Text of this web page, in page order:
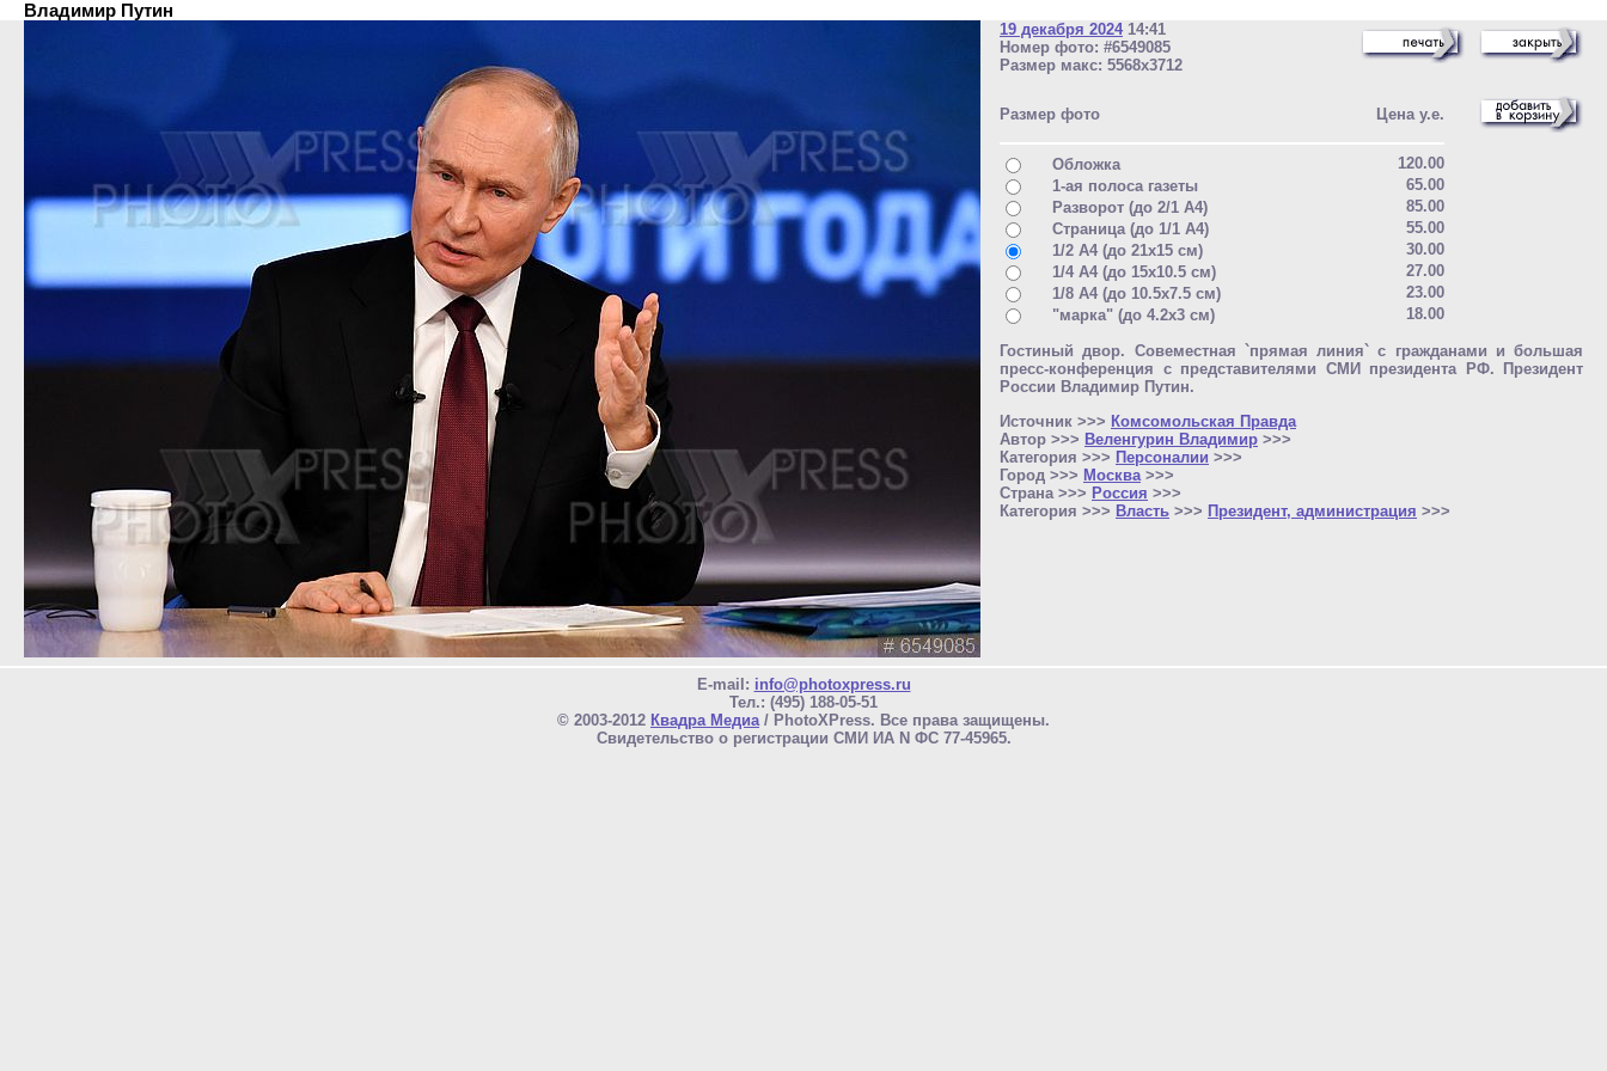
Владимир Путин
19 декабря 202414:41
Номер фото: #6549085
Размер макс: 5568x3712
Размер фото Цена у.е.
Обложка
120.00
1-ая полоса газеты
65.00
Разворот (до 2/1 A4)
85.00
Страница (до 1/1 A4)
55.00
1/2 A4 (до 21x15 см)
30.00
1/4 A4 (до 15x10.5 см)
27.00
1/8 A4 (до 10.5x7.5 см)
23.00
"марка" (до 4.2x3 см)
18.00
Гостиный двор. Совеместная `прямая линия` с гражданами и большая
пресс-конференция с представителями СМИ президента РФ. Президент
России Владимир Путин.
Источник >>> Комсомольская Правда
Автор >>> Веленгурин Владимир >>>
Категория >>> Персоналии >>>
Город >>> Москва >>>
Страна >>> Россия >>>
Категория >>> Власть >>> Президент, администрация >>>
E-mail: info@photoxpress.ru
Тел.: (495) 188-05-51
© 2003-2012 Квадра Медиа/ PhotoXPress. Все права защищены.
Свидетельство о регистрации СМИ ИА N ФС 77-45965.